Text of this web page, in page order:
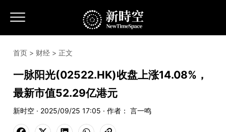
首页 > 财经 > 正文
一脉阳光(02522.HK)收盘上涨14.08%，
最新市值52.29亿港元
新时空 · 2025/09/25 17:05 · 作者： 言一鸣